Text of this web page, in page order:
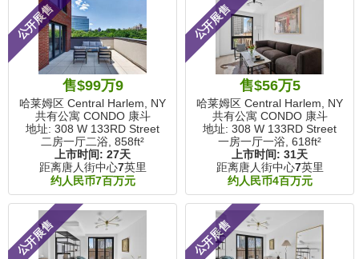
公开展售
售$99万9
哈莱姆区 Central Harlem, NY
共有公寓 CONDO 康斗
地址: 308 W 133RD Street
二房一厅二浴, 858ft²
上市时间: 27天
距离唐人街中心7英里
约人民币7百万元
公开展售
售$56万5
哈莱姆区 Central Harlem, NY
共有公寓 CONDO 康斗
地址: 308 W 133RD Street
一房一厅一浴, 618ft²
上市时间: 31天
距离唐人街中心7英里
约人民币4百万元
公开展售 公开展售